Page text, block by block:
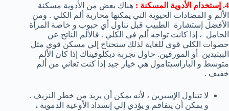
4. إستخدام الأدوية المسكنة :
هناك بعض من الأدوية مسكنة
الألم و المضادات الحيوية التي يمكنها محاربة ألم الكلي . ومن
الأفضل إستشارة الطبيب قبل تناول أي حبوب و خاصة المرأة
الحامل ، إذا كانت تواجه ألم في الكلي . فالألم الناتج عن
حصوات الكلي قوي للغاية لذلك ستحتاج إلي مسكن قوي مثل
البيثيدين أو المورفين. حاول تجربة ديكلوفيناك إذا كان الألم
متوسط و الباراسيتامول هي خيار جيد إذا كنت تعاني من ألم
خفيف .
لا تتناول الإسبرين ، لأنه يمكن أن يزيد من خطر النزيف .
و يمكن أن يتفاقم و يؤدي إلي إنسداد الأوعية الدموية .